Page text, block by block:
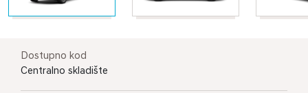
Dostupno kod
Centralno skladište